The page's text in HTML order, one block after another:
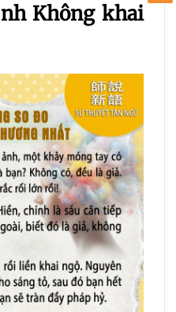
Không khai